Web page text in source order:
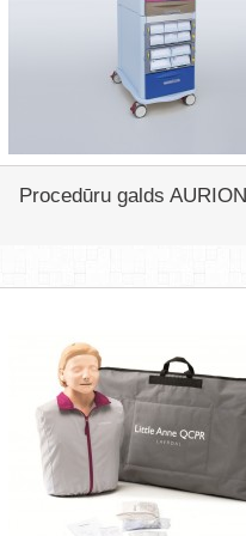
Procedūru galds